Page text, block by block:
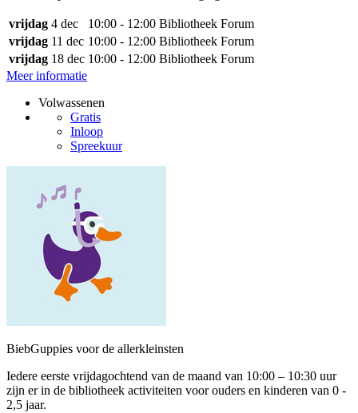
vrijdag 4 dec 10:00 - 12:00 Bibliotheek Forum
vrijdag 11 dec 10:00 - 12:00 Bibliotheek Forum
vrijdag 18 dec 10:00 - 12:00 Bibliotheek Forum
Meer informatie
Volwassenen
Gratis
Inloop
Spreekuur
BiebGuppies voor de allerkleinsten
Iedere eerste vrijdagochtend van de maand van 10:00 – 10:30 uur
zijn er in de bibliotheek activiteiten voor ouders en kinderen van 0 -
2,5 jaar.